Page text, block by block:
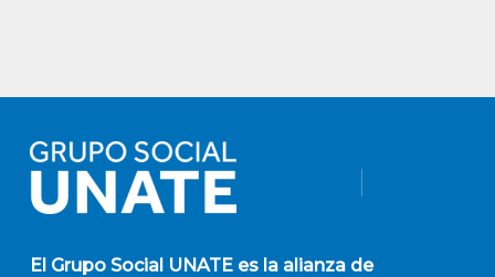
El Grupo Social UNATEes la alianza de